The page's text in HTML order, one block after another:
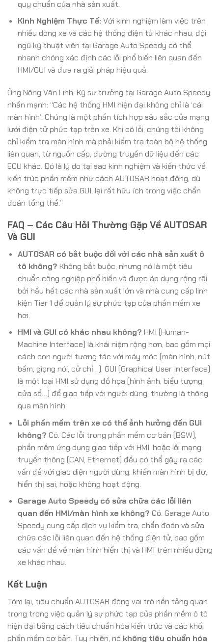
quy chuẩn của nhà sản xuất.
Kinh Nghiệm Thực Tế: Với kinh nghiệm làm việc trên
nhiều dòng xe và các hệ thống điện tử khác nhau, đội
ngũ kỹ thuật viên tại Garage Auto Speedy có thể
nhanh chóng xác định các lỗi phổ biến liên quan đến
HMI/GUI và đưa ra giải pháp hiệu quả.
Ông Nông Văn Linh, Kỹ sư trưởng tại Garage Auto Speedy,
nhấn mạnh: “Các hệ thống HMI hiện đại không chỉ là ‘cái
màn hình’. Chúng là một phần tích hợp sâu sắc của mạng
lưới điện tử phức tạp trên xe. Khi có lỗi, chúng tôi không
chỉ kiểm tra màn hình mà phải kiểm tra toàn bộ hệ thống
liên quan, từ nguồn cấp, đường truyền dữ liệu đến các
ECU khác. Đó là lý do tại sao kinh nghiệm và kiến thức về
kiến trúc phần mềm như cách AUTOSAR hoạt động, dù
không trực tiếp sửa GUI, lại rất hữu ích trong việc chẩn
đoán tổng thể.”
FAQ – Các Câu Hỏi Thường Gặp Về AUTOSAR
Và GUI
AUTOSAR có bắt buộc đối với các nhà sản xuất ô
tô không? Không bắt buộc, nhưng nó là một tiêu
chuẩn công nghiệp phổ biến và được áp dụng rộng rãi
bởi hầu hết các nhà sản xuất lớn và nhà cung cấp linh
kiện Tier 1 để quản lý sự phức tạp của phần mềm xe
hơi.
HMI và GUI có khác nhau không? HMI (Human-
Machine Interface) là khái niệm rộng hơn, bao gồm mọi
cách con người tương tác với máy móc (màn hình, nút
bấm, giọng nói, cử chỉ…). GUI (Graphical User Interface)
là một loại HMI sử dụng đồ họa (hình ảnh, biểu tượng,
cửa sổ…) để giao tiếp với người dùng, thường là thông
qua màn hình.
Lỗi phần mềm trên xe có thể ảnh hưởng đến GUI
không? Có. Các lỗi trong phần mềm cơ bản (BSW),
phần mềm ứng dụng giao tiếp với HMI, hoặc lỗi mạng
truyền thông (CAN, Ethernet) đều có thể gây ra các
vấn đề với giao diện người dùng, khiến màn hình bị đơ,
hiển thị sai, hoặc không hoạt động.
Garage Auto Speedy có sửa chữa các lỗi liên
quan đến HMI/màn hình xe không? Có. Garage Auto
Speedy cung cấp dịch vụ kiểm tra, chẩn đoán và sửa
chữa các lỗi liên quan đến hệ thống điện tử, bao gồm
các vấn đề về màn hình hiển thị và HMI trên nhiều dòng
xe khác nhau.
Kết Luận
Tóm lại, tiêu chuẩn AUTOSAR đóng vai trò nền tảng quan
trọng trong việc quản lý sự phức tạp của phần mềm ô tô
hiện đại bằng cách tiêu chuẩn hóa kiến trúc và các khối
phần mềm cơ bản. Tuy nhiên, nó không tiêu chuẩn hóa